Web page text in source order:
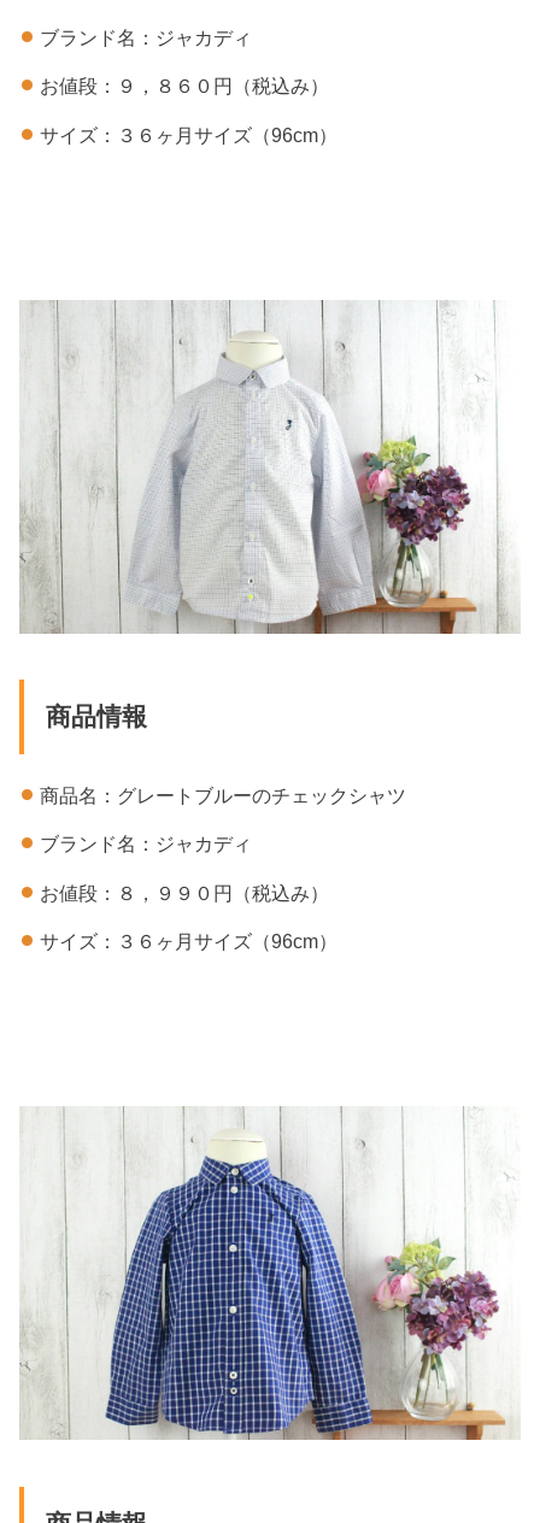
ブランド名：ジャカディ
お値段：９，８６０円（税込み）
サイズ：３６ヶ月サイズ（96cm）
商品情報
商品名：グレートブルーのチェックシャツ
ブランド名：ジャカディ
お値段：８，９９０円（税込み）
サイズ：３６ヶ月サイズ（96cm）